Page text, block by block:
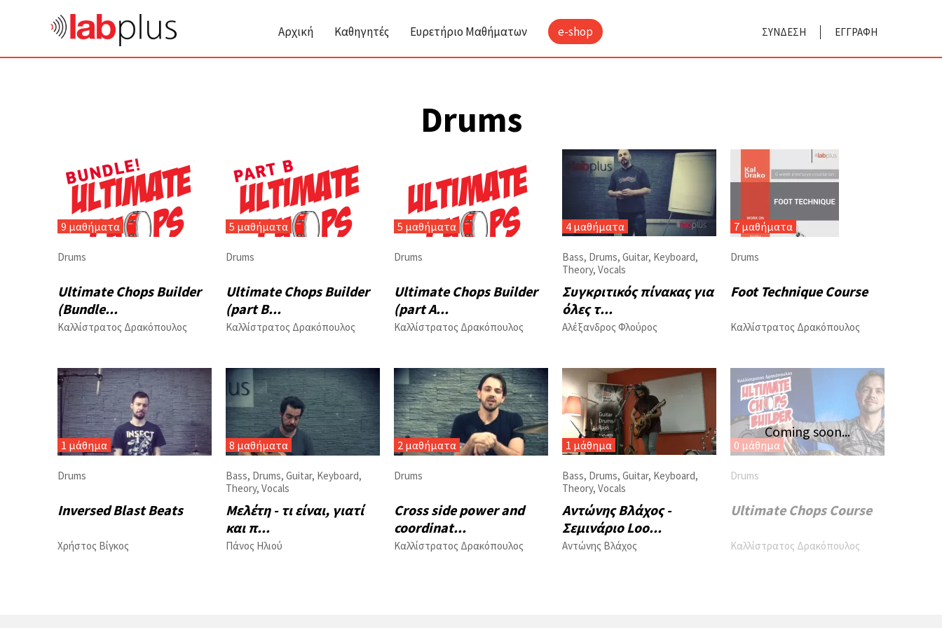
Αρχική Καθηγητές Ευρετήριο Μαθήματων e-shop ΣΥΝΔΕΣΗ ΕΓΓΡΑΦΗ
Drums
9 μαθήματα
Drums
Ultimate Chops Builder
(Bundle...
Καλλίστρατος Δρακόπουλος
5 μαθήματα
Drums
Ultimate Chops Builder
(part B...
Καλλίστρατος Δρακόπουλος
5 μαθήματα
Drums
Ultimate Chops Builder
(part A...
Καλλίστρατος Δρακόπουλος
4 μαθήματα
Bass, Drums, Guitar, Keyboard,
Theory, Vocals
Συγκριτικός πίνακας για
όλες τ...
Αλέξανδρος Φλούρος
7 μαθήματα
Drums
Foot Technique Course
Καλλίστρατος Δρακόπουλος
1 μάθημα
Drums
Inversed Blast Beats
Χρήστος Βίγκος
8 μαθήματα
Bass, Drums, Guitar, Keyboard,
Theory, Vocals
Μελέτη - τι είναι, γιατί
και π...
Πάνος Ηλιού
2 μαθήματα
Drums
Cross side power and
coordinat...
Καλλίστρατος Δρακόπουλος
1 μάθημα
Bass, Drums, Guitar, Keyboard,
Theory, Vocals
Αντώνης Βλάχος -
Σεμινάριο Loo...
Αντώνης Βλάχος
Coming soon...
0 μάθημα
Drums
Ultimate Chops Course
Καλλίστρατος Δρακόπουλος